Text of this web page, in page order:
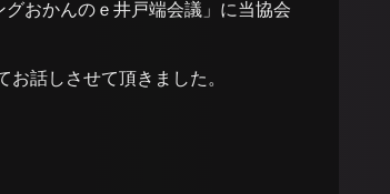
おかんのｅ井戸端会議」に当協会
話しさせて頂きました。